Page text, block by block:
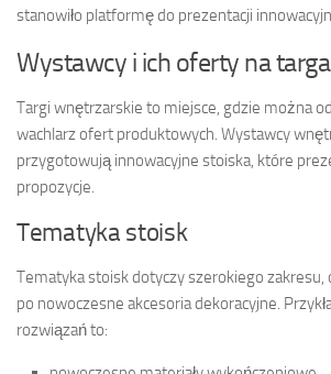
stanowiło platformę do prezentacji
Wystawcy i ich oferty na
Targi wnętrzarskie to miejsce, gdzie można
wachlarz ofert produktowych. Wystawcy
przygotowują innowacyjne stoiska, które
propozycje.
Tematyka stoisk
Tematyka stoisk dotyczy szerokiego zakresu,
po nowoczesne akcesoria dekoracyjne.
rozwiązań to: